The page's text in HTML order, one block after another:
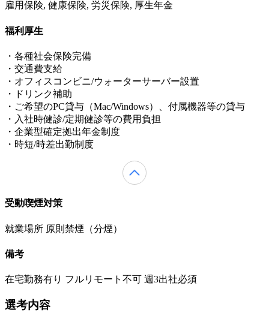
雇用保険, 健康保険, 労災保険, 厚生年金
福利厚生
・各種社会保険完備
・交通費支給
・オフィスコンビニ/ウォーターサーバー設置
・ドリンク補助
・ご希望のPC貸与（Mac/Windows）、付属機器等の貸与
・入社時健診/定期健診等の費用負担
・企業型確定拠出年金制度
・時短/時差出勤制度
受動喫煙対策
就業場所 原則禁煙（分煙）
備考
在宅勤務有り フルリモート不可 週3出社必須
選考内容